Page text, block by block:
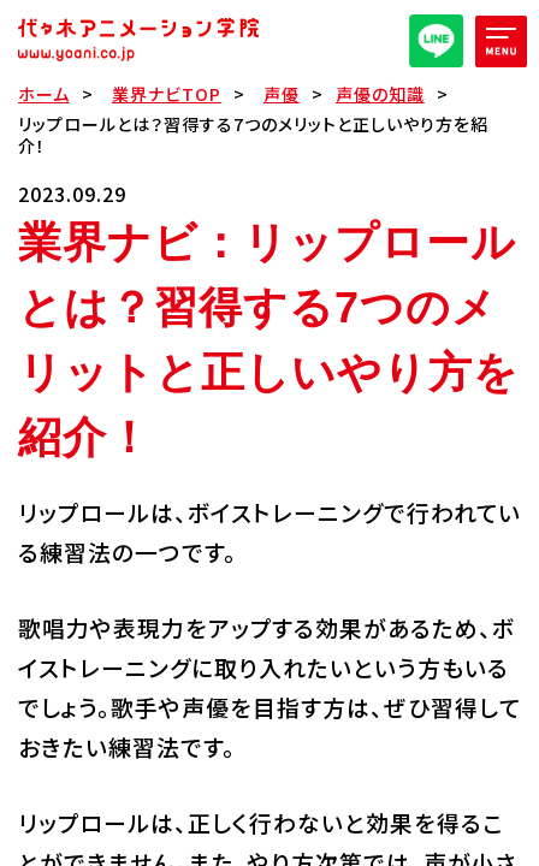
オープンキャンパス/イベント
パンフレット取り寄せ
代アニ概要
学部・学科紹介
校舎・施設
学生生活・サポート
就職・キャリア
在学生の活躍
ホーム 業界ナビTOP 声優
声優の知識
リップロールとは？習得する7つのメリットと正しいやり方を紹
介！
2023.09.29
業界ナビ：リップロール
とは？習得する7つのメ
リットと正しいやり方を
紹介！
リップロールは、ボイストレーニングで行われてい
る練習法の一つです。
歌唱力や表現力をアップする効果があるため、ボ
イストレーニングに取り入れたいという方もいる
でしょう。歌手や声優を目指す方は、ぜひ習得して
おきたい練習法です。
リップロールは、正しく行わないと効果を得るこ